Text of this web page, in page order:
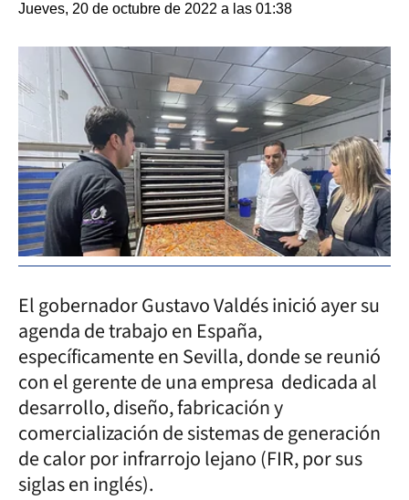
Jueves, 20 de octubre de 2022 a las 01:38
El gobernador Gustavo Valdés inició ayer su
agenda de trabajo en España,
específicamente en Sevilla, donde se reunió
con el gerente de una empresa dedicada al
desarrollo, diseño, fabricación y
comercialización de sistemas de generación
de calor por infrarrojo lejano (FIR, por sus
siglas en inglés).